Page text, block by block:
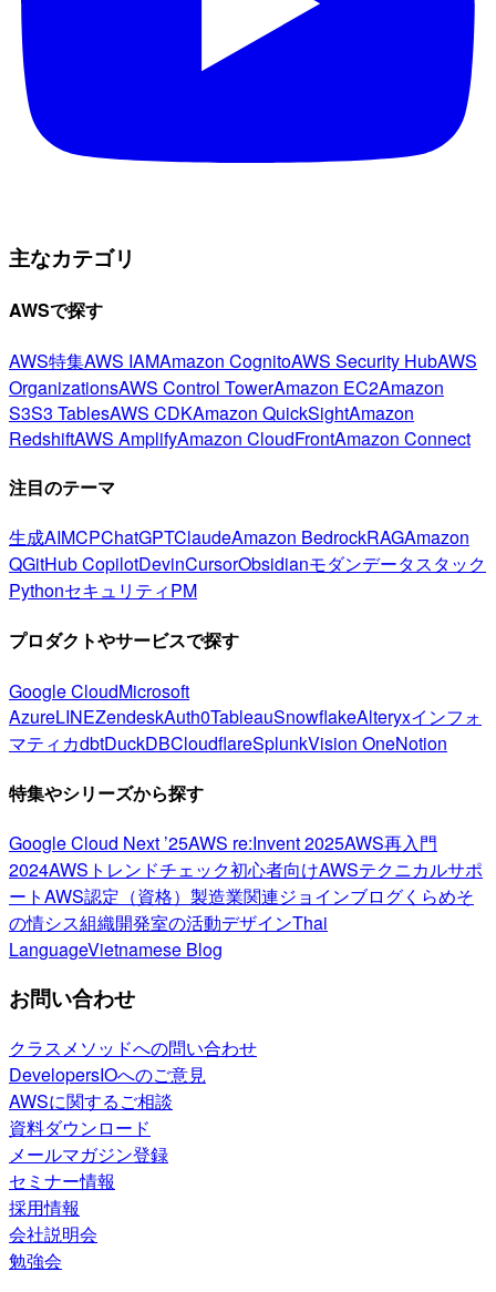
主なカテゴリ
AWSで探す
AWS特集AWS IAMAmazon CognitoAWS Security HubAWS
OrganizationsAWS Control TowerAmazon EC2Amazon
S3S3 TablesAWS CDKAmazon QuickSightAmazon
RedshiftAWS AmplifyAmazon CloudFrontAmazon Connect
注目のテーマ
生成AIMCPChatGPTClaudeAmazon BedrockRAGAmazon
QGitHub CopilotDevinCursorObsidianモダンデータスタック
PythonセキュリティPM
プロダクトやサービスで探す
Google CloudMicrosoft
AzureLINEZendeskAuth0TableauSnowflakeAlteryxインフォ
マティカdbtDuckDBCloudflareSplunkVision OneNotion
特集やシリーズから探す
Google Cloud Next ’25AWS re:Invent 2025AWS再入門
2024AWSトレンドチェック初心者向けAWSテクニカルサポ
ートAWS認定（資格） 製造業関連ジョインブログくらめそ
の情シス組織開発室の活動デザインThai
LanguageVietnamese Blog
お問い合わせ
クラスメソッドへの問い合わせ
DevelopersIOへのご意見
AWSに関するご相談
資料ダウンロード
メールマガジン登録
セミナー情報
採用情報
会社説明会
勉強会